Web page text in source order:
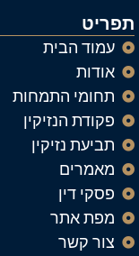
תפריט
עמוד הבית
אודות
תחומי התמחות
פקודת הנזיקין
תביעת נזיקין
מאמרים
פסקי דין
מפת אתר
צור קשר